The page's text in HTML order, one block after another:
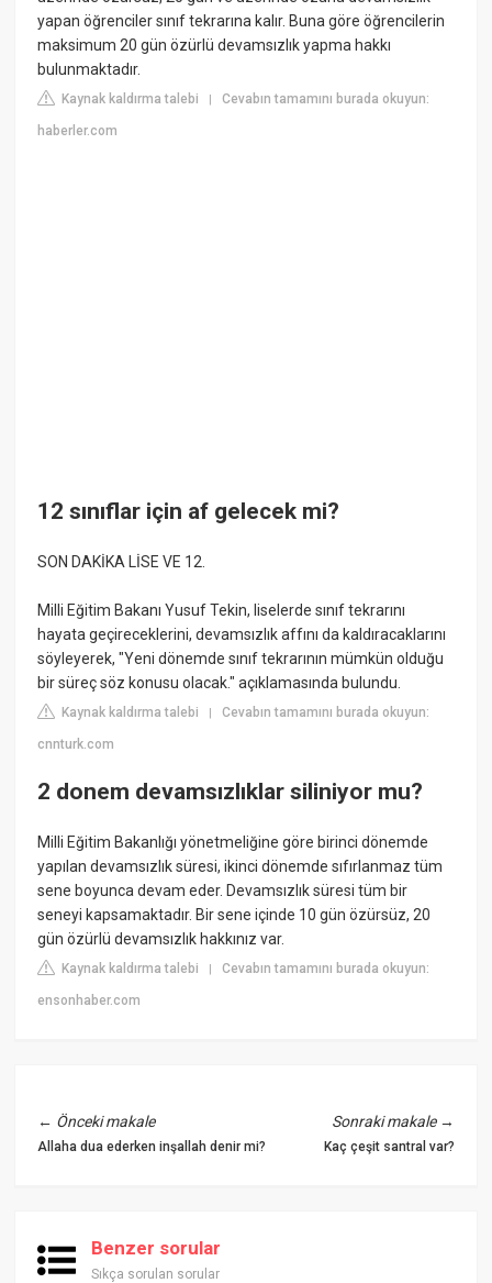
yapan öğrenciler sınıf tekrarına kalır. Buna göre öğrencilerin
maksimum 20 gün özürlü devamsızlık yapma hakkı
bulunmaktadır.
Kaynak kaldırma talebi |Cevabın tamamını burada okuyun:
haberler.com
12 sınıflar için af gelecek mi?
SON DAKİKA LİSE VE 12.
Milli Eğitim Bakanı Yusuf Tekin, liselerde sınıf tekrarını
hayata geçireceklerini, devamsızlık affını da kaldıracaklarını
söyleyerek, "Yeni dönemde sınıf tekrarının mümkün olduğu
bir süreç söz konusu olacak." açıklamasında bulundu.
Kaynak kaldırma talebi |Cevabın tamamını burada okuyun:
cnnturk.com
2 donem devamsızlıklar siliniyor mu?
Milli Eğitim Bakanlığı yönetmeliğine göre birinci dönemde
yapılan devamsızlık süresi, ikinci dönemde sıfırlanmaz tüm
sene boyunca devam eder. Devamsızlık süresi tüm bir
seneyi kapsamaktadır. Bir sene içinde 10 gün özürsüz, 20
gün özürlü devamsızlık hakkınız var.
Kaynak kaldırma talebi |Cevabın tamamını burada okuyun:
ensonhaber.com
← Önceki makale
Allaha dua ederken inşallah denir mi?
Sonraki makale→
Kaç çeşit santral var?
Benzer sorular
Sıkça sorulan sorular